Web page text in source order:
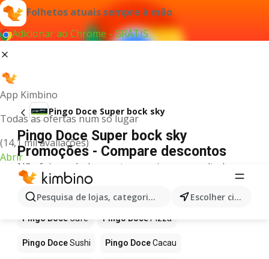
Folhetos atuais sempre à mão
Adicionar ao Chrome - GRÁTIS
App Kimbino
Todas as ofertas num só lugar
(14,1 mil avaliações)
Abrir
Pesquisa de lojas, categorias,produtos... Escolher cidade
Pingo Doce Super bock sky
Pingo Doce Super bock sky
Promoções - Compare descontos
Não foi possível encontrar quaisquer resultados
para este termo.
Mais produtos em Pingo Doce
Pingo Doce Café Pingo DocePizza
Pingo DoceSushi Pingo DoceCacau